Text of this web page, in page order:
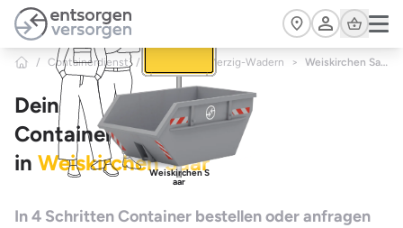
Zum Hauptinhalt springen
Cart
/ Containerdienst / Merzig-Wadern > Weiskirchen Saar
Dein
Containerdienst
in Weiskirchen Saar
Weiskirchen S
aar
In 4 Schritten Container bestellen oder anfragen